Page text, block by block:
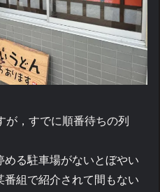
，すでに順番待ちの列
る駐車場がないとぼやい
組で紹介されて間もない